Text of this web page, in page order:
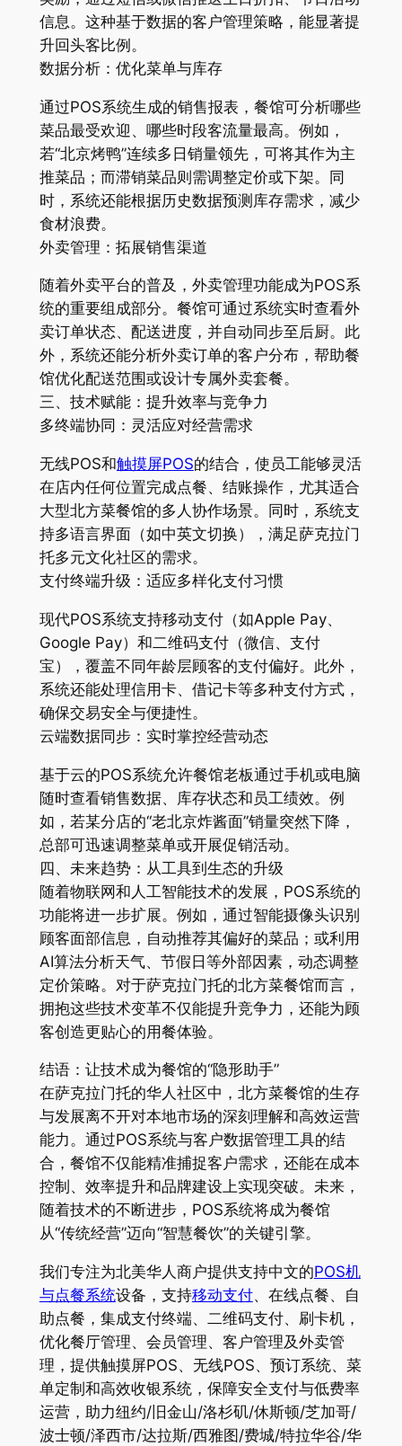
信息。这种基于数据的客户管理策略，能显著提
升回头客比例。
数据分析：优化菜单与库存
通过POS系统生成的销售报表，餐馆可分析哪些
菜品最受欢迎、哪些时段客流量最高。例如，
若“北京烤鸭”连续多日销量领先，可将其作为主
推菜品；而滞销菜品则需调整定价或下架。同
时，系统还能根据历史数据预测库存需求，减少
食材浪费。
外卖管理：拓展销售渠道
随着外卖平台的普及，外卖管理功能成为POS系
统的重要组成部分。餐馆可通过系统实时查看外
卖订单状态、配送进度，并自动同步至后厨。此
外，系统还能分析外卖订单的客户分布，帮助餐
馆优化配送范围或设计专属外卖套餐。
三、技术赋能：提升效率与竞争力
多终端协同：灵活应对经营需求
无线POS和触摸屏POS的结合，使员工能够灵活
在店内任何位置完成点餐、结账操作，尤其适合
大型北方菜餐馆的多人协作场景。同时，系统支
持多语言界面（如中英文切换），满足萨克拉门
托多元文化社区的需求。
支付终端升级：适应多样化支付习惯
现代POS系统支持移动支付（如Apple Pay、
Google Pay）和二维码支付（微信、支付
宝），覆盖不同年龄层顾客的支付偏好。此外，
系统还能处理信用卡、借记卡等多种支付方式，
确保交易安全与便捷性。
云端数据同步：实时掌控经营动态
基于云的POS系统允许餐馆老板通过手机或电脑
随时查看销售数据、库存状态和员工绩效。例
如，若某分店的“老北京炸酱面”销量突然下降，
总部可迅速调整菜单或开展促销活动。
四、未来趋势：从工具到生态的升级
随着物联网和人工智能技术的发展，POS系统的
功能将进一步扩展。例如，通过智能摄像头识别
顾客面部信息，自动推荐其偏好的菜品；或利用
AI算法分析天气、节假日等外部因素，动态调整
定价策略。对于萨克拉门托的北方菜餐馆而言，
拥抱这些技术变革不仅能提升竞争力，还能为顾
客创造更贴心的用餐体验。
结语：让技术成为餐馆的“隐形助手”
在萨克拉门托的华人社区中，北方菜餐馆的生存
与发展离不开对本地市场的深刻理解和高效运营
能力。通过POS系统与客户数据管理工具的结
合，餐馆不仅能精准捕捉客户需求，还能在成本
控制、效率提升和品牌建设上实现突破。未来，
随着技术的不断进步，POS系统将成为餐馆
从“传统经营”迈向“智慧餐饮”的关键引擎。
我们专注为北美华人商户提供支持中文的POS机
与点餐系统设备，支持移动支付、在线点餐、自
助点餐，集成支付终端、二维码支付、刷卡机，
优化餐厅管理、会员管理、客户管理及外卖管
理，提供触摸屏POS、无线POS、预订系统、菜
单定制和高效收银系统，保障安全支付与低费率
运营，助力纽约/旧金山/洛杉矶/休斯顿/芝加哥/
波士顿/泽西市/达拉斯/西雅图/费城/特拉华谷/华